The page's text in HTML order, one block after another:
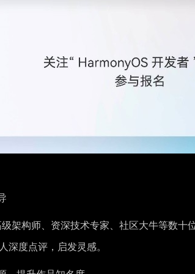
级架构师、资深技术专家、社区大牛等数
深度点评，启发灵感。